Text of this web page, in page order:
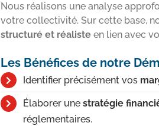
Nous réalisons une analyse
votre collectivité. Sur cette base,
structuré et réalisteen lien avec
Les Bénéfices de notre
Identifier précisément vos
Élaborer une stratégie
réglementaires.